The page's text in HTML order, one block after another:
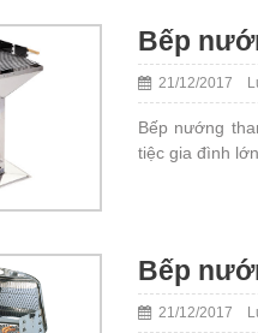
Bếp
21/12/2017
Bếp nướng
tiệc gia đình
Bếp
21/12/2017